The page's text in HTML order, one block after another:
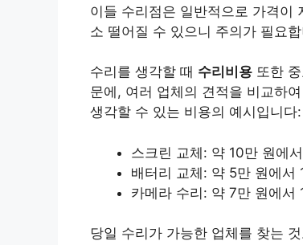
이들 수리점은 일반적으로 가격이
소 떨어질 수 있으니 주의가 필요
수리를 생각할 때 수리비용 또한
문에, 여러 업체의 견적을 비교하
생각할 수 있는 비용의 예시입니다:
스크린 교체: 약 10만 원에
배터리 교체: 약 5만 원에서
카메라 수리: 약 7만 원에서
당일 수리가 가능한 업체를 찾는